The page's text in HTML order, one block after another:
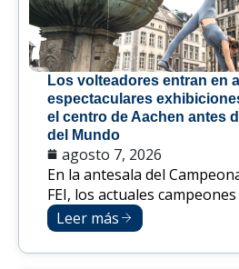
Los volteadores entran en
espectaculares
el centro de Aachen antes
del Mundo
agosto 7, 2026
En la antesala del
FEI, los actuales
Leer más